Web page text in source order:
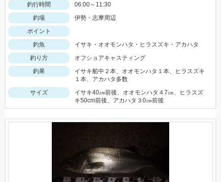
釣行時間
06:00～11:30
釣場
伊勢・志摩周辺
ポイント
釣魚
イサキ・オオモンハタ・ヒラスズキ・アカハタ
釣り方
オフショアキャスティング
釣果
イサキ船中２本、オオモンハタ１本、ヒラスズキ
１本、アカハタ多数
サイズ
イサキ40㎝前後、オオモンハタ４7㎝、ヒラスズ
キ50cm前後、アカハタ３0㎝前後